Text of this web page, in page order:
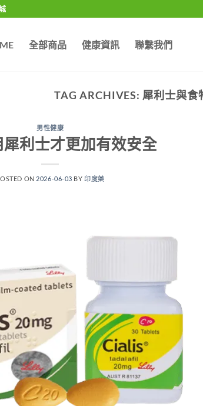
全部商品 健康資訊 聯繫我們
TAG ARCHIVES: 犀利士與食
男性健康
利士才更加有效安全
ON 2026-06-03 BY印度藥